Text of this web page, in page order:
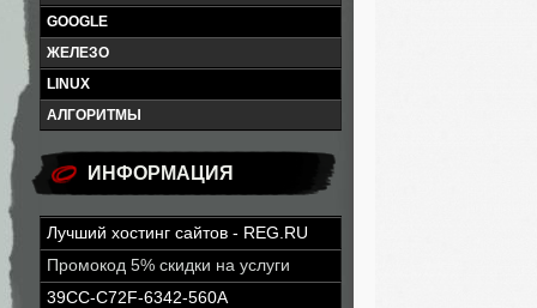
GOOGLE
ЖЕЛЕЗО
LINUX
АЛГОРИТМЫ
ИНФОРМАЦИЯ
Лучший хостинг сайтов - REG.RU
Промокод 5% скидки на услуги
39CC-C72F-6342-560A